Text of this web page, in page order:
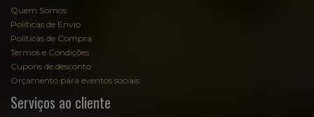
Quem Somos
Políticas de Envio
Políticas de Compra
Termos e Condições
Cupons de desconto
Orçamento para eventos sociais
Serviços ao cliente